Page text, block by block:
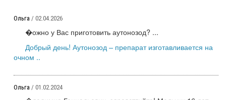
Ольга / 02.04.2026
�ожно у Вас приготовить аутонозод? ...
Добрый день! Аутонозод – препарат изготавливается на
очном ..
Ольга / 01.02.2024